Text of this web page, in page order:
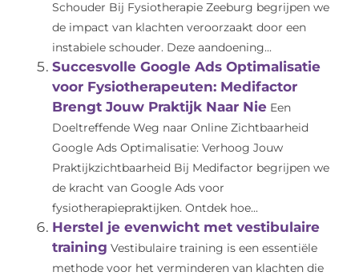
Schouder Bij Fysiotherapie Zeeburg begrijpen we
de impact van klachten veroorzaakt door een
instabiele schouder. Deze aandoening...
Succesvolle Google Ads Optimalisatie
voor Fysiotherapeuten: Medifactor
Brengt Jouw Praktijk Naar Nie Een
Doeltreffende Weg naar Online Zichtbaarheid
Google Ads Optimalisatie: Verhoog Jouw
Praktijkzichtbaarheid Bij Medifactor begrijpen we
de kracht van Google Ads voor
fysiotherapiepraktijken. Ontdek hoe...
Herstel je evenwicht met vestibulaire
training Vestibulaire training is een essentiële
methode voor het verminderen van klachten die